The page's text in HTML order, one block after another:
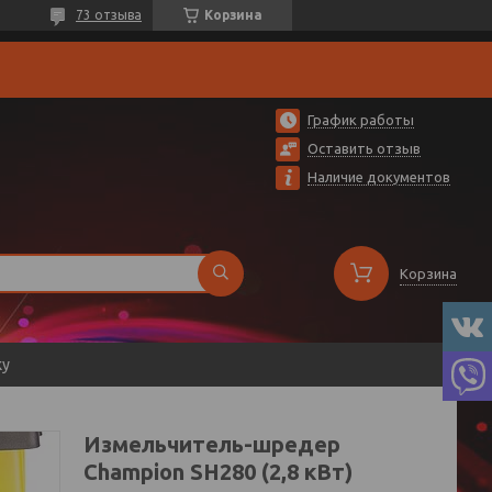
Корзина
73 отзыва
График работы
Оставить отзыв
Наличие документов
Корзина
Измельчитель-шредер
Champion SH280 (2,8 кВт)